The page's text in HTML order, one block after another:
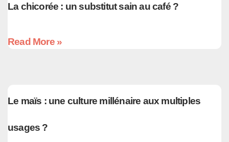
La chicorée : un substitut sain au café ?
Read More »
Le maïs : une culture millénaire aux multiples
usages ?